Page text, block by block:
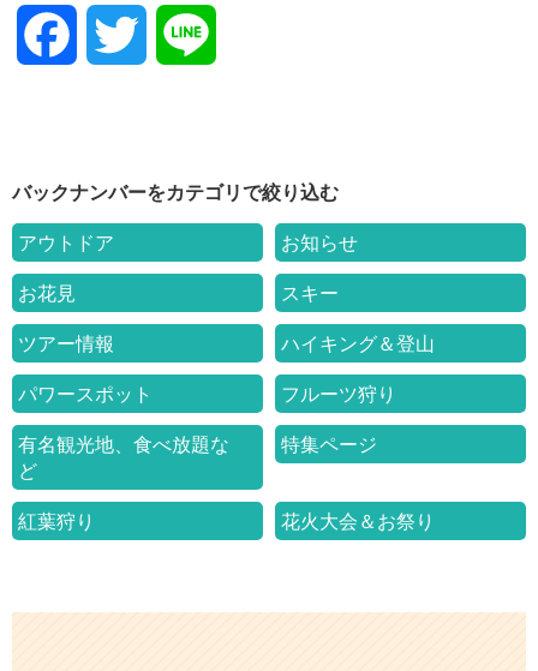
b
o
o
k
t
r
バックナンバーをカテゴリで絞り込む
アウトドア お知らせ
お花見 スキー
ツアー情報 ハイキング＆登山
パワースポット フルーツ狩り
有名観光地、食べ放題な
ど
特集ページ
紅葉狩り 花火大会＆お祭り